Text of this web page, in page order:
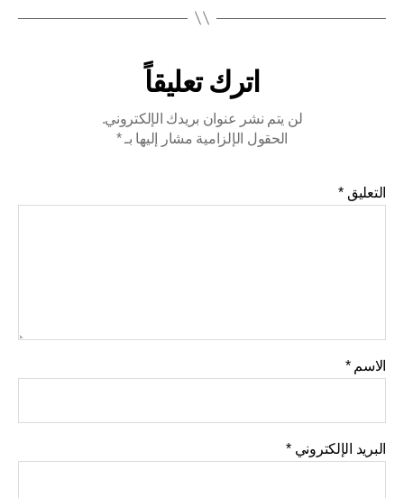
اترك تعليقاً
لن يتم نشر عنوان بريدك الإلكتروني.
الحقول الإلزامية مشار إليها بـ*
التعليق *
الاسم*
البريد الإلكتروني*